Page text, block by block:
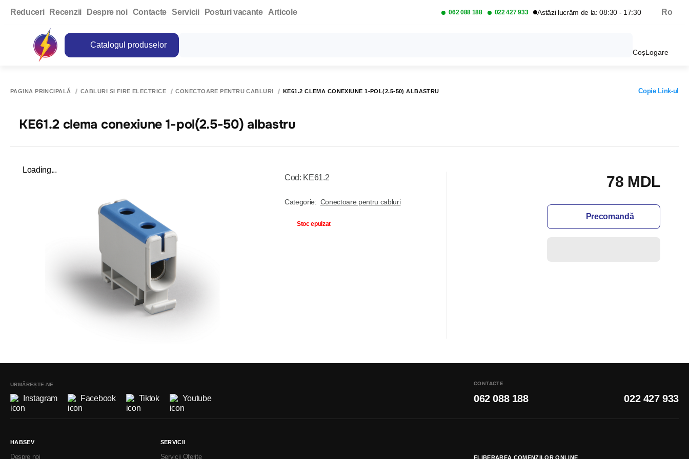
Reduceri Recenzii Despre noi Contacte Servicii Posturi vacante Articole 062 088 188 022 427 933 Astăzi lucrăm de la: 08:30 - 17:30 Ro
Catalogul produselor
CoșLogare
PAGINA PRINCIPALĂ CABLURI SI FIRE ELECTRICE CONECTOARE PENTRU CABLURI KE61.2 CLEMA CONEXIUNE 1-POL(2.5-50) ALBASTRU Copie Link-ul
KE61.2 clema conexiune 1-pol(2.5-50) albastru
Loading...
Cod: KE61.2
Categorie: Conectoare pentru cabluri
Stoc epuizat
78 MDL
Precomandă
URMĂREȘTE-NE
Instagram Facebook Tiktok Youtube
CONTACTE
062 088 188 022 427 933
HABSEV
Despre noi
SERVICII
Servicii Oferite ELIBERAREA COMENZILOR ONLINE